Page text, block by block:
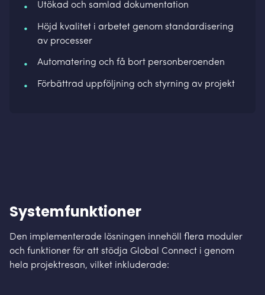
Utökad och samlad dokumentation
Höjd kvalitet i arbetet genom standardisering
av processer
Automatering och få bort personberoenden
Förbättrad uppföljning och styrning av projekt
Systemfunktioner
Den implementerade lösningen innehöll flera moduler
och funktioner för att stödja Global Connect i genom
hela projektresan, vilket inkluderade: